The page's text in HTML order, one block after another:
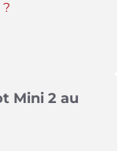
Mini 2 au